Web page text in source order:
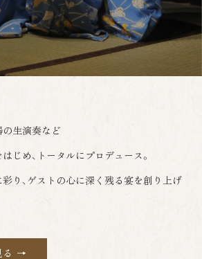
生演奏など
じめ、トータルにプロデュース。
り、ゲストの心に深く残る宴を創り上げ